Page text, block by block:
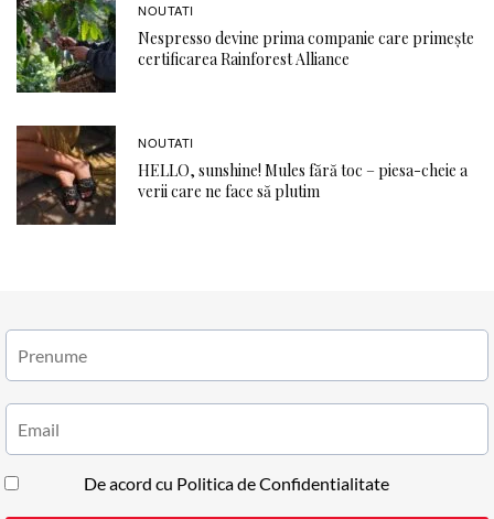
NOUTATI
Nespresso devine prima companie care primește
certificarea Rainforest Alliance
NOUTATI
HELLO, sunshine! Mules fără toc – piesa-cheie a
verii care ne face să plutim